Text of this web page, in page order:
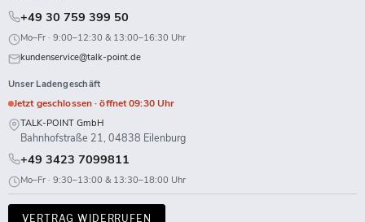
+49 30 759 399 50
Mo–Fr · 9:00–12:30 & 13:00–16:30 Uhr
kundenservice@talk-point.de
Unser Ladengeschäft
Jetzt geschlossen · öffnet 09:30 Uhr
TALK-POINT GmbH
Bahnhofstraße 21, 04838 Eilenburg
+49 3423 7099811
Mo–Fr · 9:30–13:00 & 13:30–18:00 Uhr
VERTRAG WIDERRUFEN